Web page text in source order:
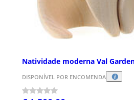
Natividade moderna Val
DISPONÍVEL POR ENCOMENDA